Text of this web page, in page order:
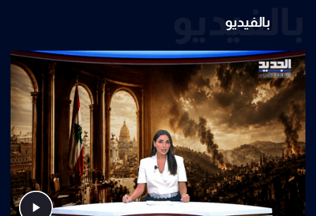
بالفيديو
بالفيديو